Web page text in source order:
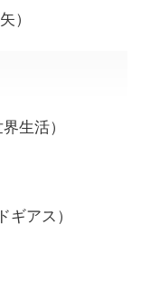
）
生活）
ギアス）